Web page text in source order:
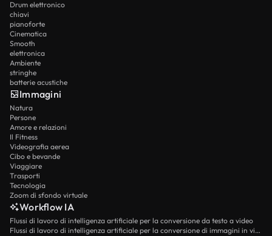
Drum elettronico
chiavi
pianoforte
Cinematica
Smooth
elettronica
Ambiente
stringhe
batterie acustiche
Immagini
Natura
Persone
Amore e relazioni
Il Fitness
Videografia aerea
Cibo e bevande
Viaggiare
Trasporti
Tecnologia
Zoom di sfondo virtuale
Workflow IA
Flussi di lavoro di intelligenza artificiale per la conversione da testo a video
Flussi di lavoro di intelligenza artificiale per la conversione di immagini in video